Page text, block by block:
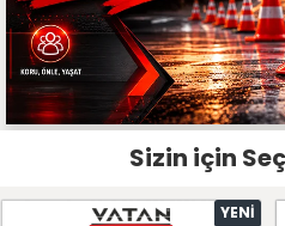
Sizin için
YENI